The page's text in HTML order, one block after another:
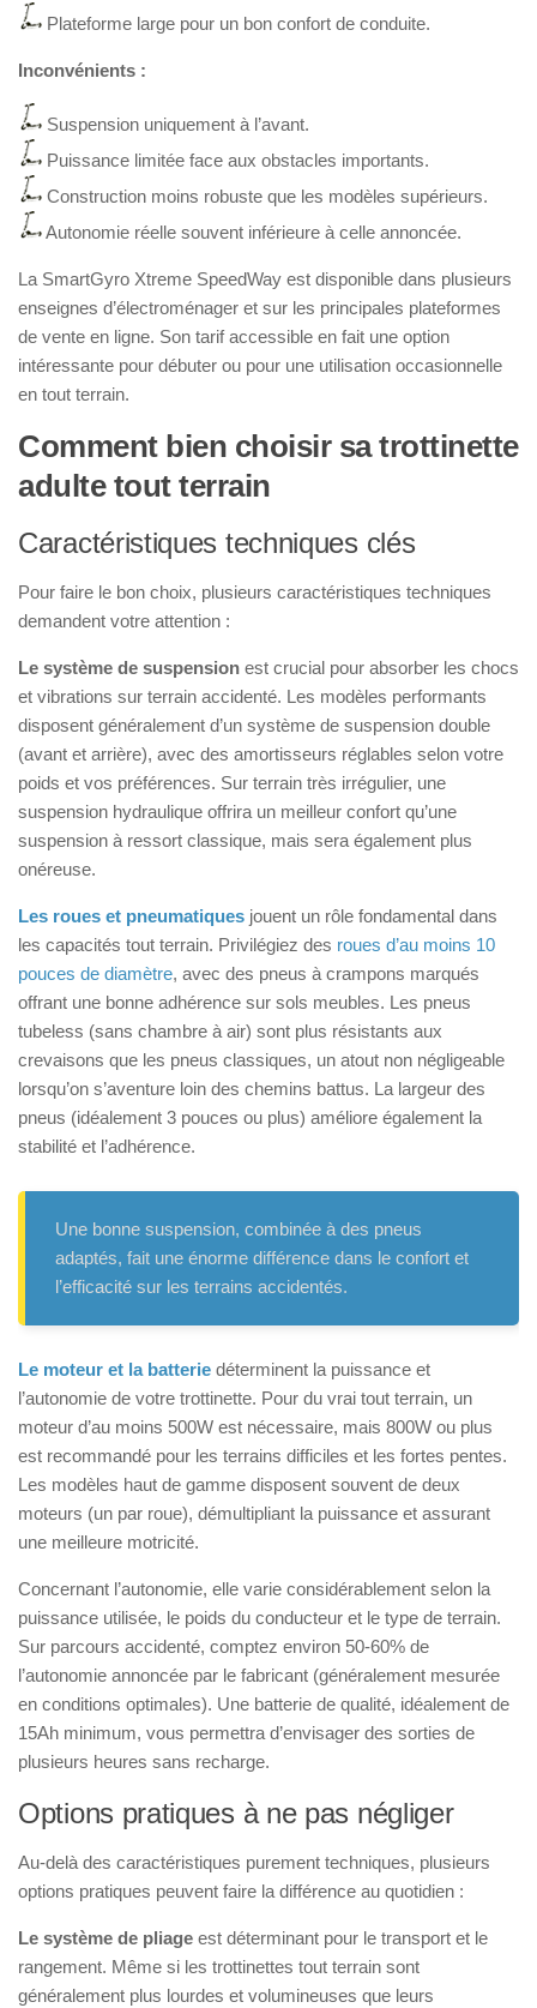
Plateforme large pour un bon confort de conduite.
Inconvénients :
Suspension uniquement à l’avant.
Puissance limitée face aux obstacles importants.
Construction moins robuste que les modèles supérieurs.
Autonomie réelle souvent inférieure à celle annoncée.
La SmartGyro Xtreme SpeedWay est disponible dans plusieurs
enseignes d’électroménager et sur les principales plateformes
de vente en ligne. Son tarif accessible en fait une option
intéressante pour débuter ou pour une utilisation occasionnelle
en tout terrain.
Comment bien choisir sa trottinette
adulte tout terrain
Caractéristiques techniques clés
Pour faire le bon choix, plusieurs caractéristiques techniques
demandent votre attention :
Le système de suspension est crucial pour absorber les chocs
et vibrations sur terrain accidenté. Les modèles performants
disposent généralement d’un système de suspension double
(avant et arrière), avec des amortisseurs réglables selon votre
poids et vos préférences. Sur terrain très irrégulier, une
suspension hydraulique offrira un meilleur confort qu’une
suspension à ressort classique, mais sera également plus
onéreuse.
Les roues et pneumatiques jouent un rôle fondamental dans
les capacités tout terrain. Privilégiez des roues d’au moins 10
pouces de diamètre, avec des pneus à crampons marqués
offrant une bonne adhérence sur sols meubles. Les pneus
tubeless (sans chambre à air) sont plus résistants aux
crevaisons que les pneus classiques, un atout non négligeable
lorsqu’on s’aventure loin des chemins battus. La largeur des
pneus (idéalement 3 pouces ou plus) améliore également la
stabilité et l’adhérence.
Une bonne suspension, combinée à des pneus
adaptés, fait une énorme différence dans le confort et
l’efficacité sur les terrains accidentés.
Le moteur et la batterie déterminent la puissance et
l’autonomie de votre trottinette. Pour du vrai tout terrain, un
moteur d’au moins 500W est nécessaire, mais 800W ou plus
est recommandé pour les terrains difficiles et les fortes pentes.
Les modèles haut de gamme disposent souvent de deux
moteurs (un par roue), démultipliant la puissance et assurant
une meilleure motricité.
Concernant l’autonomie, elle varie considérablement selon la
puissance utilisée, le poids du conducteur et le type de terrain.
Sur parcours accidenté, comptez environ 50-60% de
l’autonomie annoncée par le fabricant (généralement mesurée
en conditions optimales). Une batterie de qualité, idéalement de
15Ah minimum, vous permettra d’envisager des sorties de
plusieurs heures sans recharge.
Options pratiques à ne pas négliger
Au-delà des caractéristiques purement techniques, plusieurs
options pratiques peuvent faire la différence au quotidien :
Le système de pliage est déterminant pour le transport et le
rangement. Même si les trottinettes tout terrain sont
généralement plus lourdes et volumineuses que leurs